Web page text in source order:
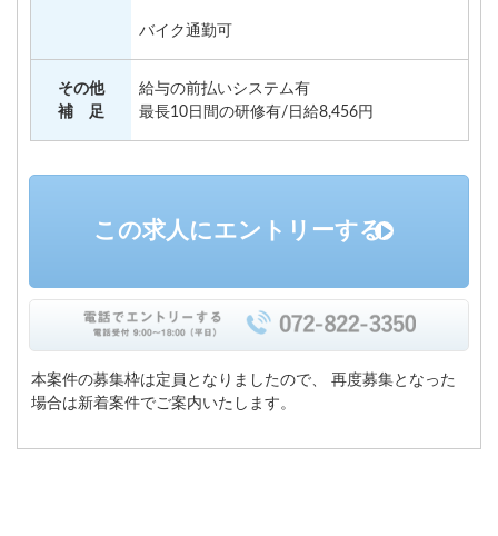
バイク通勤可
その他
補 足
給与の前払いシステム有
最長10日間の研修有/日給8,456円
この求人にエントリーする
本案件の募集枠は定員となりましたので、
再度募集となった
場合は新着案件でご案内いたします。